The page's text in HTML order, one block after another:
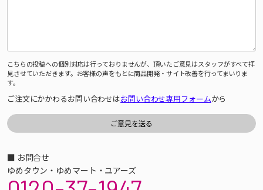
こちらの投稿への個別対応は行っておりませんが、頂いたご意見はスタッフがすべて拝
見させていただきます。お客様の声をもとに商品開発・サイト改善を行ってまいりま
す。
ご注文にかかわるお問い合わせはお問い合わせ専用フォームから
■ お問合せ
ゆめタウン・ゆめマート・ユアーズ